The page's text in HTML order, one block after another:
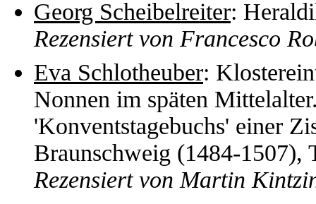
Georg Scheibelreiter:
Rezensiert von Francesco
Eva Schlotheuber:
Nonnen im späten
'Konventstagebuchs' einer
Braunschweig (1484-1507),
Rezensiert von Martin